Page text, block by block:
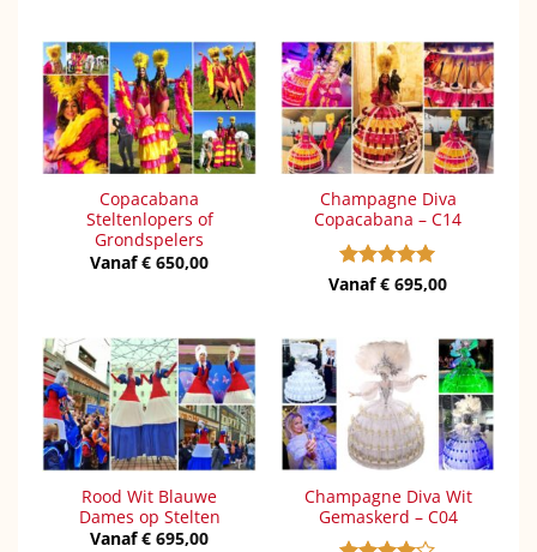
Copacabana
Steltenlopers of
Grondspelers
Vanaf€ 650,00
Champagne Diva
Copacabana – C14
Gewaardeerd
Vanaf€ 695,00
Rood Wit Blauwe
Dames op Stelten
Vanaf€ 695,00
Champagne Diva Wit
Gemaskerd – C04